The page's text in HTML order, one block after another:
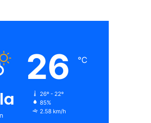
26 ℃
26º - 22º
85%
2.58 km/h